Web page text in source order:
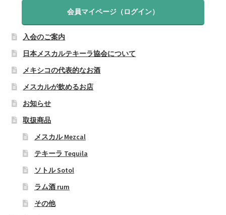
会員マイページ（ログイン）
入会のご案内
日本メスカルテキーラ協会について
メキシコの代表的なお酒
メスカルが飲めるお店
お知らせ
取扱商品
メスカル Mezcal
テキーラ Tequila
ソトル Sotol
ラム酒 rum
その他